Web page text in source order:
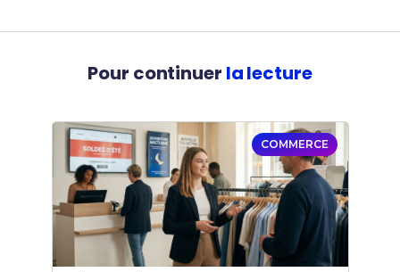
Pour continuer la lecture
COMMERCE